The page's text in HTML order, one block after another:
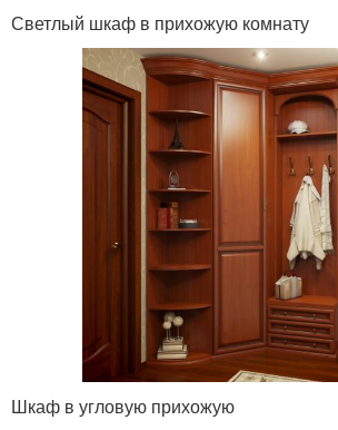
Светлый шкаф в прихожую комнату
Шкаф в угловую прихожую